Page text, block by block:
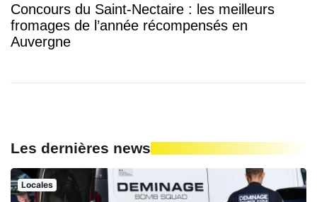
Concours du Saint-Nectaire : les meilleurs
fromages de l’année récompensés en
Auvergne
Les dernières news
Locales